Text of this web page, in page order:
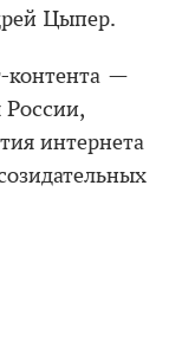
Цыпер.
контента —
России,
интернета